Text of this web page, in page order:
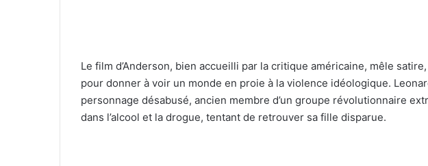
Le film d’Anderson, bien accueilli par la critique américaine, mêle
pour donner à voir un monde en proie à la violence idéologique.
personnage désabusé, ancien membre d’un groupe révolutionnaire
dans l’alcool et la drogue, tentant de retrouver sa fille disparue.